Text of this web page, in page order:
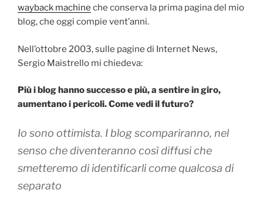
wayback machine che conserva la prima pagina del mio
blog, che oggi compie vent’anni.
Nell’ottobre 2003, sulle pagine di Internet News,
Sergio Maistrello mi chiedeva:
Più i blog hanno successo e più, a sentire in giro,
aumentano i pericoli. Come vedi il futuro?
Io sono ottimista. I blog scompariranno, nel
senso che diventeranno così diffusi che
smetteremo di identificarli come qualcosa di
separato